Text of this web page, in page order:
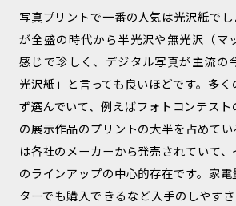
写真プリントで一番の人気は光沢紙で
が全盛の時代から半光沢や無光沢（マ
感じで珍しく、デジタル写真が主流の
光沢紙」と言っても良いほどです。多
ず選んでいて、例えばフォトコンテス
の展示作品のプリントの大半を占めて
は各社のメーカーから発売されていて
のラインアップの中心的存在です。家
ターでも購入できるなど入手のしやす